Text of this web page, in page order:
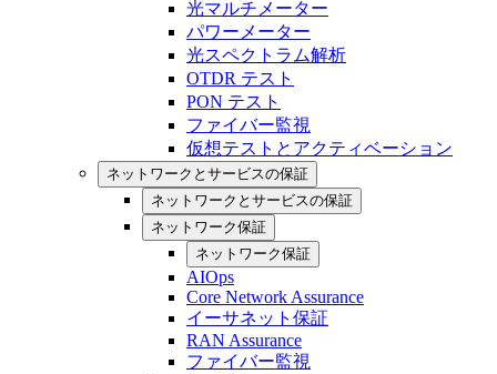
光マルチメーター
パワーメーター
光スペクトラム解析
OTDR テスト
PON テスト
ファイバー監視
仮想テストとアクティベーション
ネットワークとサービスの保証
ネットワークとサービスの保証
ネットワーク保証
ネットワーク保証
AIOps
Core Network Assurance
イーサネット保証
RAN Assurance
ファイバー監視